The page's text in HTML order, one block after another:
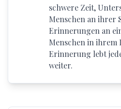
schwere Zeit,
Menschen an ihrer
Erinnerungen an
Menschen in ihrem
Erinnerung lebt
weiter.